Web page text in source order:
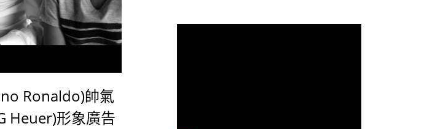
Ronaldo)帥氣
Heuer)形象廣告